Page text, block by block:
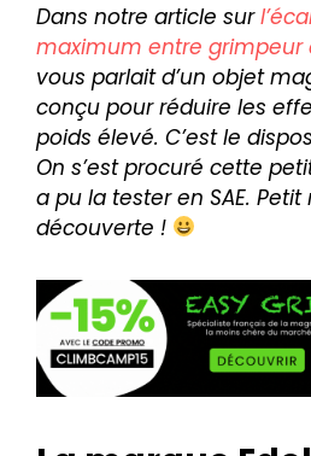
Dans notre article sur
maximum entre grimpeur
vous parlait d’un objet
conçu pour réduire les
poids élevé. C’est le
On s’est procuré cette
a pu la tester en SAE.
découverte !